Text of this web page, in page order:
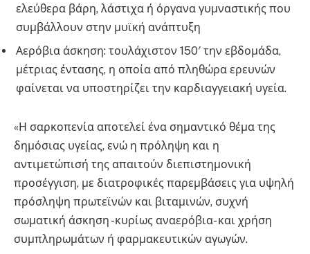
ελεύθερα βάρη, λάστιχα ή όργανα γυμναστικής που
συμβάλλουν στην μυϊκή ανάπτυξη
Αερόβια άσκηση: τουλάχιστον 150′ την εβδομάδα,
μέτριας έντασης, η οποία από πληθώρα ερευνών
φαίνεται να υποστηρίζει την καρδιαγγειακή υγεία.
«Η σαρκοπενία αποτελεί ένα σημαντικό θέμα της
δημόσιας υγείας, ενώ η πρόληψη και η
αντιμετώπισή της απαιτούν διεπιστημονική
προσέγγιση, με διατροφικές παρεμβάσεις για υψηλή
πρόσληψη πρωτεϊνών και βιταμινών, συχνή
σωματική άσκηση -κυρίως αναερόβια- και χρήση
συμπληρωμάτων ή φαρμακευτικών αγωγών.